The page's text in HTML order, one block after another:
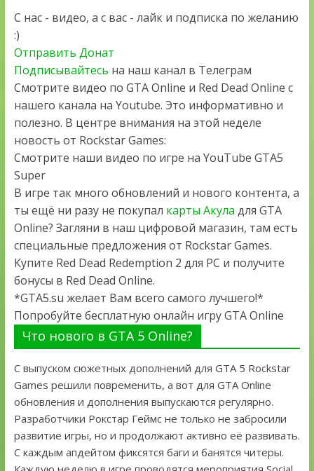
С нас - видео, а с вас - лайк и подписка по желанию
:)
Отправить Донат
Подписывайтесь на наш канал в Телеграм
Смотрите видео по GTA Online и Red Dead Online с
нашего канала на Youtube. Это информативно и
полезно. В центре внимания на этой неделе
новость от Rockstar Games:
Смотрите наши видео по игре на YouTube GTA5
Super
В игре так много обновлений и нового контента, а
ты ещё ни разу не покупал карты Акула для GTA
Online? Загляни в наш цифровой магазин, там есть
специальные предложения от Rockstar Games.
Купите Red Dead Redemption 2 для PC и получите
бонусы в Red Dead Online.
*GTA5.su желает Вам всего самого лучшего!*
Попробуйте бесплатную онлайн игру GTA Online
Что нового в GTA 5 Online?
С выпуском сюжетных дополнений для GTA 5 Rockstar
Games решили повременить, а вот для GTA Online
обновления и дополнения выпускаются регулярно.
Разработчики Рокстар Геймс не только не забросили
развитие игры, но и продолжают активно её развивать.
С каждым апдейтом фиксятся баги и банятся читеры.